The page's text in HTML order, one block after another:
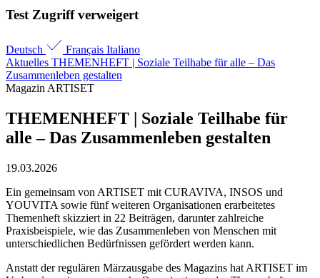
Test Zugriff verweigert
Deutsch Français Italiano
Aktuelles THEMENHEFT | Soziale Teilhabe für alle – Das
Zusammenleben gestalten
Magazin ARTISET
THEMENHEFT | Soziale Teilhabe für
alle – Das Zusammenleben gestalten
19.03.2026
Ein gemeinsam von ARTISET mit CURAVIVA, INSOS und
YOUVITA sowie fünf weiteren Organisationen erarbeitetes
Themenheft skizziert in 22 Beiträgen, darunter zahlreiche
Praxisbeispiele, wie das Zusammenleben von Menschen mit
unterschiedlichen Bedürfnissen gefördert werden kann.
Anstatt der regulären Märzausgabe des Magazins hat ARTISET im